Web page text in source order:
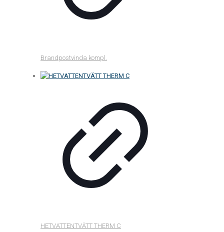
Brandpostvinda kompl.
HETVATTENTVÄTT THERM C